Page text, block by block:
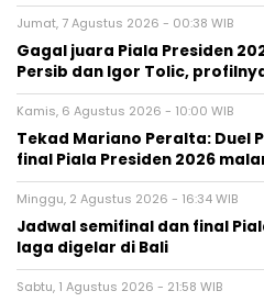
Jumat, 7 Agustus 2026 - 00:38 WIB
Gagal juara Piala Presiden
Persib dan Igor Tolic,
Kamis, 6 Agustus 2026 - 10:00 WIB
Tekad Mariano Peralta: Duel
final Piala Presiden 2026
Minggu, 2 Agustus 2026 - 16:34 WIB
Jadwal semifinal dan final
laga digelar di Bali
Sabtu, 1 Agustus 2026 - 21:58 WIB